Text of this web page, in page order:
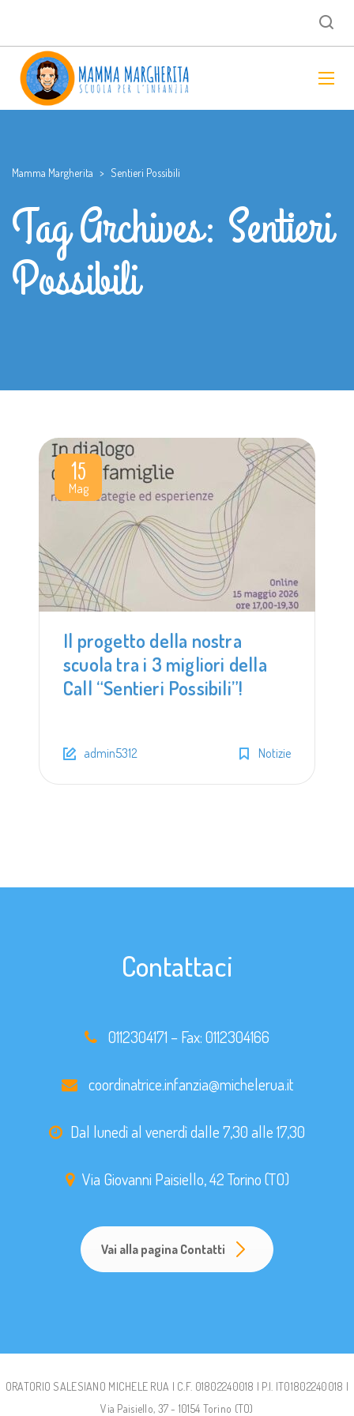
Mamma Margherita > Sentieri Possibili
Tag Archives: Sentieri
Possibili
15
Mag
​Il progetto della nostra
scuola tra i 3 migliori della
Call “Sentieri Possibili”!
admin5312 Notizie
Contattaci
0112304171 – Fax:0112304166
coordinatrice.infanzia@michelerua.it
Dal lunedì al venerdì dalle 7,30 alle 17,30
Via Giovanni Paisiello, 42 Torino (TO)
Vai alla pagina Contatti
ORATORIO SALESIANO MICHELE RUA | C.F. 01802240018 | P.I. IT01802240018 |
Via Paisiello, 37 - 10154 Torino (TO)